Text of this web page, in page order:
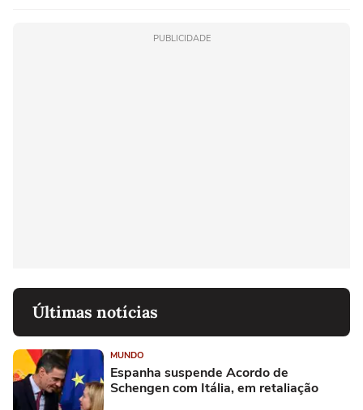
PUBLICIDADE
Últimas notícias
MUNDO
Espanha suspende Acordo de
Schengen com Itália, em retaliação